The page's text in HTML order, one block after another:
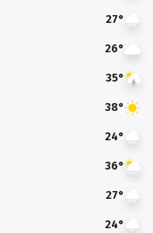
27°
26°
35°
38°
24°
36°
27°
24°